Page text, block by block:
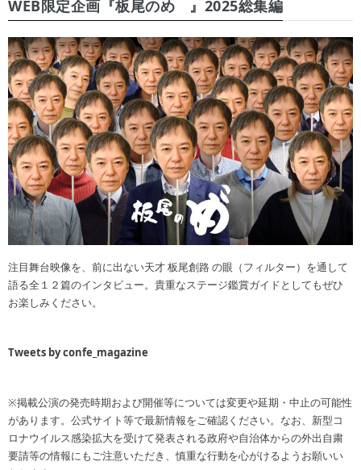
WEB限定企画『板尾のめ゙』2025総集編
注目舞台映像を、前に出ない天才 板尾創路 の眼（フィルター）を通して
語る全１２篇のインタビュー。貴重なステージ鑑賞ガイドとしてもぜひ
お楽しみください。
Tweets by confe_magazine
※掲載公演の発売時期および開催等については変更や延期・中止の可能性
があります。公式サイト等で最新情報をご確認ください。なお、新型コ
ロナウイルス感染拡大を受けて発表される政府や自治体からの外出自粛
要請等の情報にもご注意いただき、慎重な行動を心がけるようお願いい